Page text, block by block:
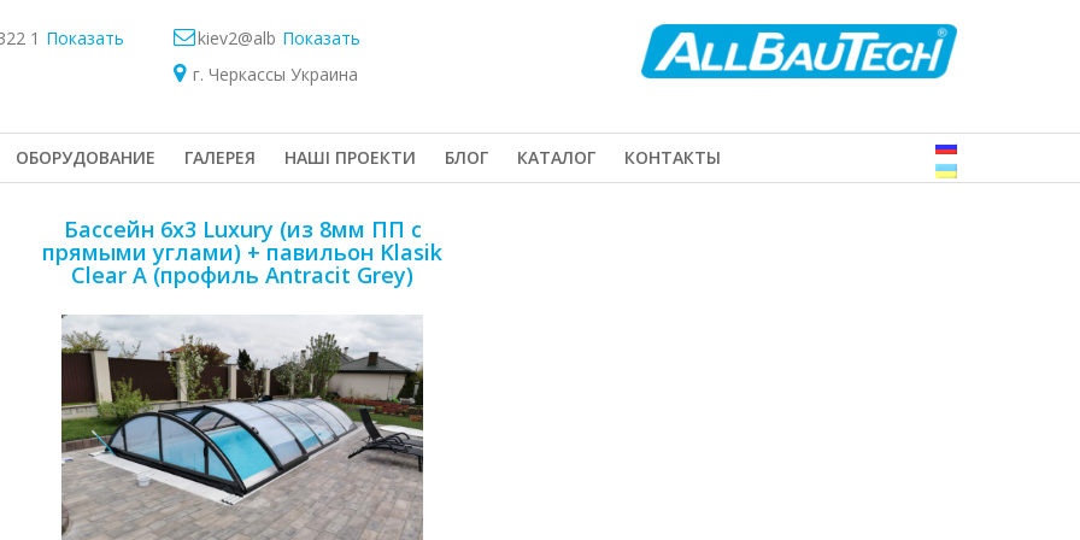
1 Показать kiev2@alb Показать
г. Черкассы Украина
OБОРУДОВАНИЕ ГАЛЕРЕЯ НАШІ ПРОЕКТИ БЛОГ КАТАЛОГ КОНТАКТЫ
Бассейн 6х3 Luxury (из 8мм ПП с
прямыми углами) + павильон Klasik
Clear A (профиль Antracit Grey)